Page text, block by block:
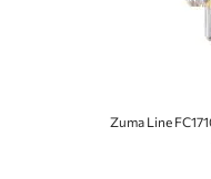
Zuma Line